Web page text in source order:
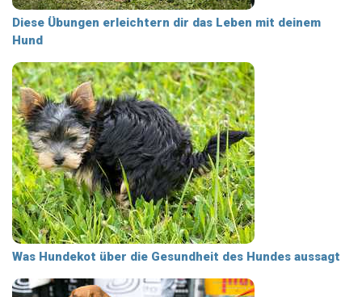
Diese Übungen erleichtern dir das Leben mit deinem
Hund
Was Hundekot über die Gesundheit des Hundes aussagt